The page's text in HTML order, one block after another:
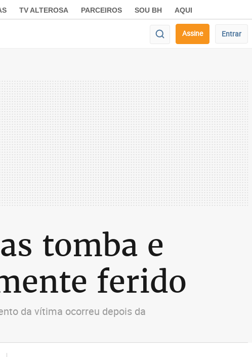
TV ALTEROSA PARCEIROS SOU BH AQUI
Assine Entrar
tomba e
ferido
da vítima ocorreu depois da